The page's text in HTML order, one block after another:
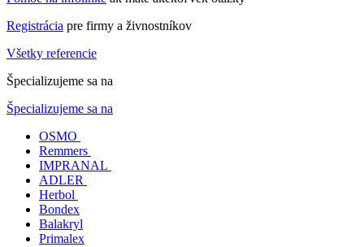
Registrácia pre firmy a živnostníkov
Všetky referencie
Špecializujeme sa na
Špecializujeme sa na
OSMO
Remmers
IMPRANAL
ADLER
Herbol
Bondex
Balakryl
Primalex